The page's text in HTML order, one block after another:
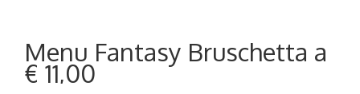
Menu Fantasy Bruschetta a
€ 11,00